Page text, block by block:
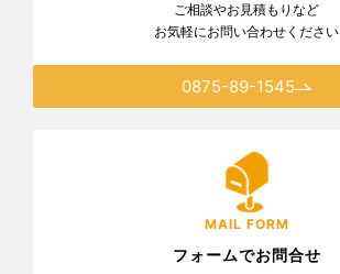
ご相談やお見積もりなど
お気軽にお問い合わせください
0875-89-1545
MAIL FORM
フォームでお問合せ